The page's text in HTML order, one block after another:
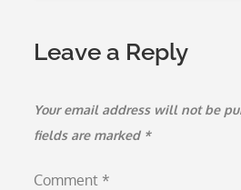
Leave a Reply
Your email address will not be
fields are marked *
Comment *